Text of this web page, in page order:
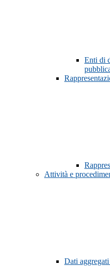
Enti di
Attività e
Dati